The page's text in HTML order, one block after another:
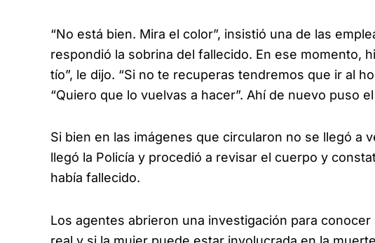
“No está bien. Mira el color”, insistió una de las
respondió la sobrina del fallecido. En ese momento,
tío”, le dijo. “Si no te recuperas tendremos que ir al
“Quiero que lo vuelvas a hacer”. Ahí de nuevo puso
Si bien en las imágenes que circularon no se llegó a
llegó la Policía y procedió a revisar el cuerpo y
había fallecido.
Los agentes abrieron una investigación para